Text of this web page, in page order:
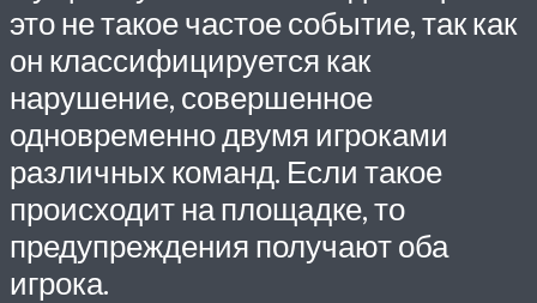
это не такое частое событие, так как
он классифицируется как
нарушение, совершенное
одновременно двумя игроками
различных команд. Если такое
происходит на площадке, то
предупреждения получают оба
игрока.